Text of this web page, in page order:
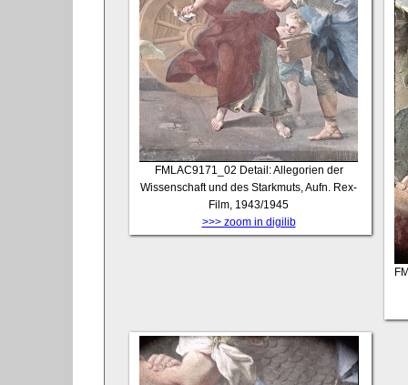
FMLAC9171_02 Detail: Allegorien der
Wissenschaft und des Starkmuts, Aufn. Rex-
Film, 1943/1945
>>> zoom in digilib